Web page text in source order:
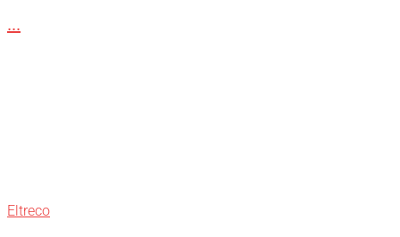
...
Eltreco